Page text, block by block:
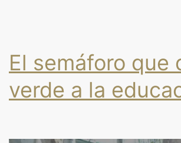
El semáforo que
verde a la